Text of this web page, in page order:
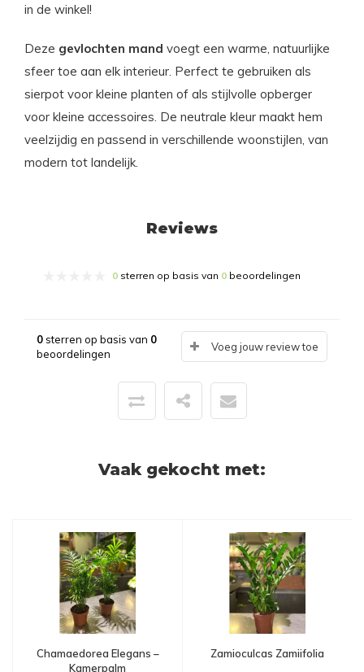
in de winkel!
Deze gevlochten mand voegt een warme, natuurlijke
sfeer toe aan elk interieur. Perfect te gebruiken als
sierpot voor kleine planten of als stijlvolle opberger
voor kleine accessoires. De neutrale kleur maakt hem
veelzijdig en passend in verschillende woonstijlen, van
modern tot landelijk.
Reviews
0 sterren op basis van 0 beoordelingen
0sterren op basis van 0
beoordelingen
Voeg jouw review toe
Vaak gekocht met:
Chamaedorea Elegans –
Kamerpalm
Zamioculcas Zamiifolia